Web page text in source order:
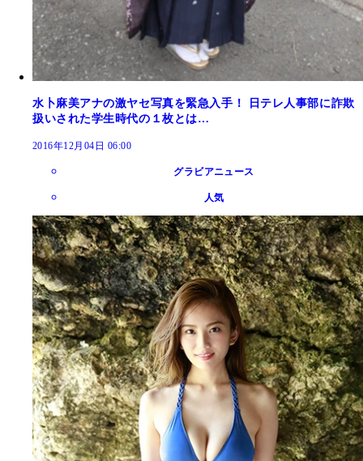
水卜麻美アナの激ヤセ写真を緊急入手！ 日テレ人事部に詐欺
扱いされた学生時代の１枚とは…
2016年12月04日 06:00
グラビアニュース
人気